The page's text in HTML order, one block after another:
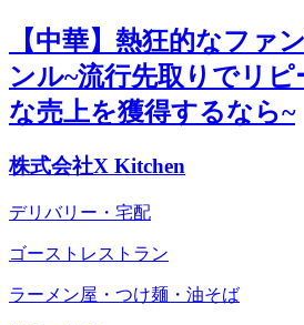
【中華】熱狂的なファ
ンル~流行先取りでリ
な売上を獲得するなら~
株式会社X Kitchen
デリバリー・宅配
ゴーストレストラン
ラーメン屋・つけ麺・油そば